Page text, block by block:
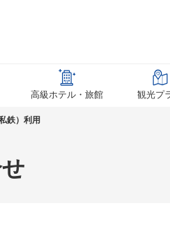
高級ホテル・旅館 観光プ
鉄）利用